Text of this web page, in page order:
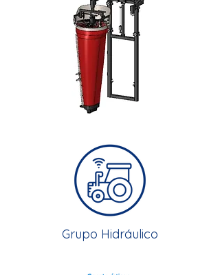
Grupo Hidráulico